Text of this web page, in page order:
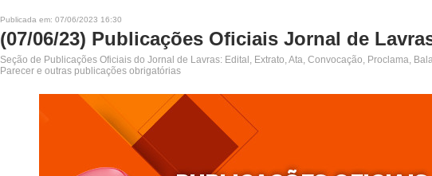
Publicada em: 07/06/2023 16:30
(07/06/23) Publicações Oficiais Jornal de
Seção de Publicações Oficiais do Jornal de Lavras: Edital, Extrato, Ata, Convocação, Proclama,
Parecer e outras publicações obrigatórias